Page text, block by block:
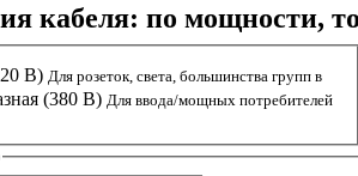
кабеля: по мощности,
В) Для розеток, света, большинства групп в
(380 В) Для ввода/мощных потребителей